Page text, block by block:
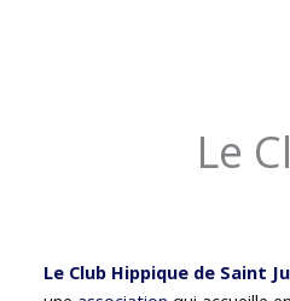
Le
Le Club Hippique de Saint